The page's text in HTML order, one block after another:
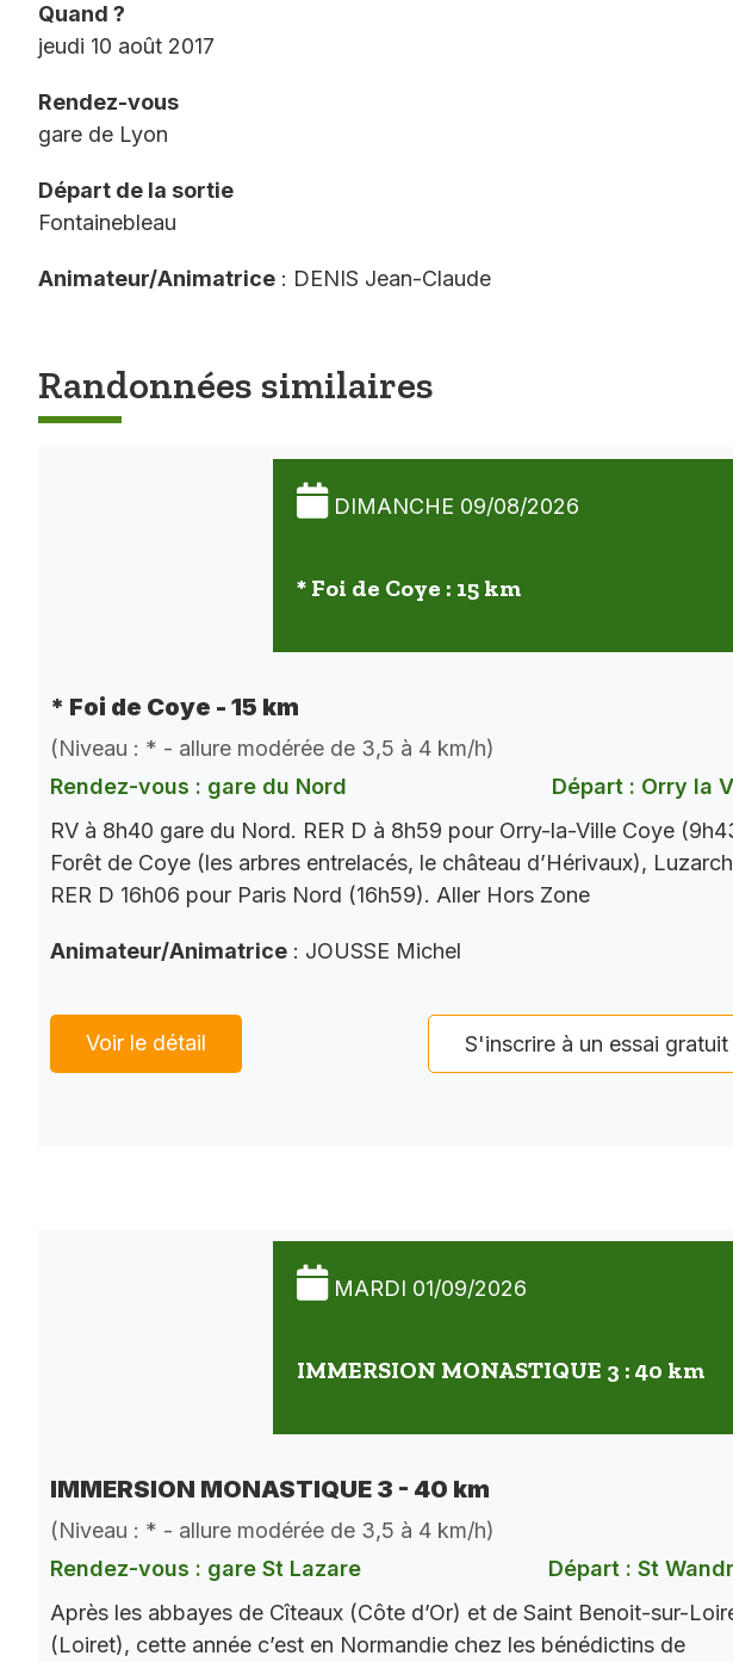
Quand ?
jeudi 10 août 2017
Rendez-vous
gare de Lyon
Départ de la sortie
Fontainebleau
Animateur/Animatrice : DENIS Jean-Claude
Randonnées similaires
DIMANCHE 09/08/2026
* Foi de Coye : 15 km
* Foi de Coye - 15 km
(Niveau : * - allure modérée de 3,5 à 4 km/h)
Rendez-vous : gare du Nord
Départ : Orry la
RV à 8h40 gare du Nord. RER D à 8h59 pour Orry-la-Ville Coye
Forêt de Coye (les arbres entrelacés, le château d’Hérivaux),
RER D 16h06 pour Paris Nord (16h59). Aller Hors Zone
Animateur/Animatrice : JOUSSE Michel
Voir le détail S'inscrire à un essai gratuit
MARDI 01/09/2026
IMMERSION MONASTIQUE 3 : 40 km
IMMERSION MONASTIQUE 3 - 40 km
(Niveau : * - allure modérée de 3,5 à 4 km/h)
Rendez-vous : gare St Lazare
Départ : St
Après les abbayes de Cîteaux (Côte d’Or) et de Saint Benoit-sur-
(Loiret), cette année c’est en Normandie chez les bénédictins de